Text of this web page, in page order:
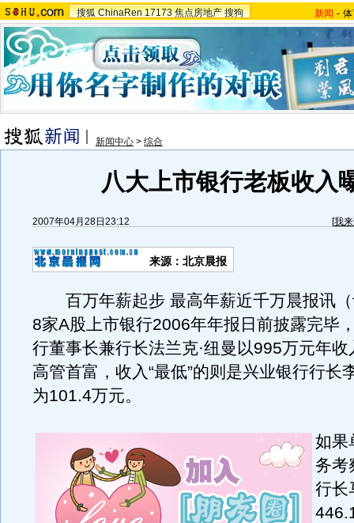
搜狐 ChinaRen 17173 焦点房地产 搜狗 新闻 -
新闻中心 > 综合
八大上市银行老板收入
2007年04月28日23:12 [我
来源：北京晨报
百万年薪起步 最高年薪近千万晨报讯（
8家A股上市银行2006年年报日前披露完毕
行董事长兼行长法兰克·纽曼以995万元年
高管首富，收入“最低”的则是兴业银行行长
为101.4万元。
如果
务考
行长